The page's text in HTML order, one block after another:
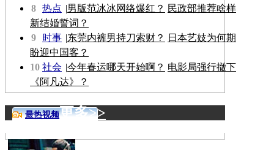
8 热点 |男版范冰冰网络爆红？ 民政部推荐啥样
新结婚誓词？
9
时事 |东莞内裤男持刀索财？
日本艺妓为何期
盼迎中国客？
10 社会 |今年春运哪天开始啊？ 电影局强行撤下
《阿凡达》？
最热视频更多>>